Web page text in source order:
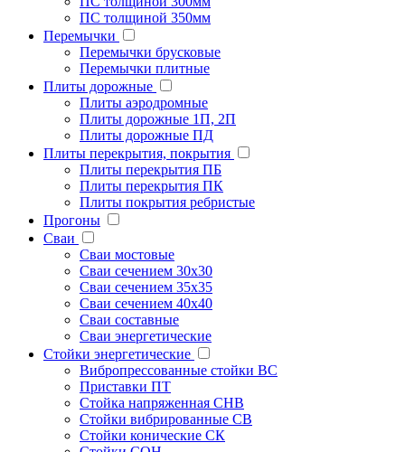
ПС толщиной 350мм
Перемычки
Перемычки брусковые
Перемычки плитные
Плиты дорожные
Плиты аэродромные
Плиты дорожные 1П, 2П
Плиты дорожные ПД
Плиты перекрытия, покрытия
Плиты перекрытия ПБ
Плиты перекрытия ПК
Плиты покрытия ребристые
Прогоны
Сваи
Сваи мостовые
Сваи сечением 30х30
Сваи сечением 35х35
Сваи сечением 40х40
Сваи составные
Сваи энергетические
Стойки энергетические
Вибропрессованные стойки ВС
Приставки ПТ
Стойка напряженная СНВ
Стойки вибрированные СВ
Стойки конические СК